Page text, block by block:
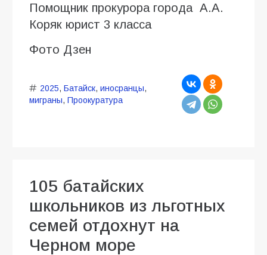
Помощник прокурора города А.А.
Коряк юрист 3 класса
Фото Дзен
2025, Батайск, иносранцы,
миграны, Проокуратура
105 батайских
школьников из льготных
семей отдохнут на
Черном море